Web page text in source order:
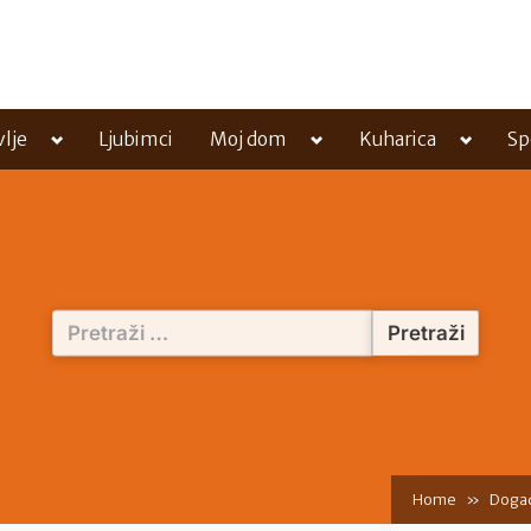
Toggle
menu
Ljubimci Moj dom
Toggle
menu
Kuharica
Toggle
menu
Pretraži:
Home